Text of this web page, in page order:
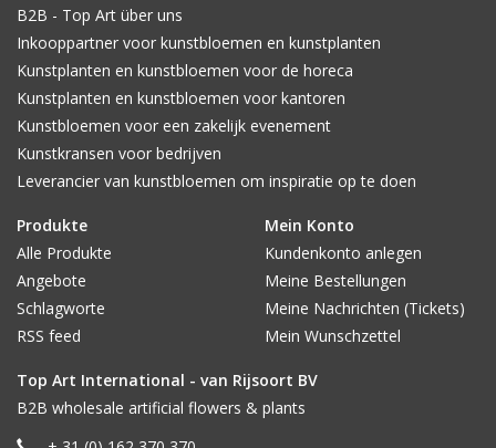
B2B - Top Art über uns
Inkooppartner voor kunstbloemen en kunstplanten
Kunstplanten en kunstbloemen voor de horeca
Kunstplanten en kunstbloemen voor kantoren
Kunstbloemen voor een zakelijk evenement
Kunstkransen voor bedrijven
Leverancier van kunstbloemen om inspiratie op te doen
Produkte
Alle Produkte
Angebote
Schlagworte
RSS feed
Mein Konto
Kundenkonto anlegen
Meine Bestellungen
Meine Nachrichten (Tickets)
Mein Wunschzettel
Top Art International - van Rijsoort BV
B2B wholesale artificial flowers & plants